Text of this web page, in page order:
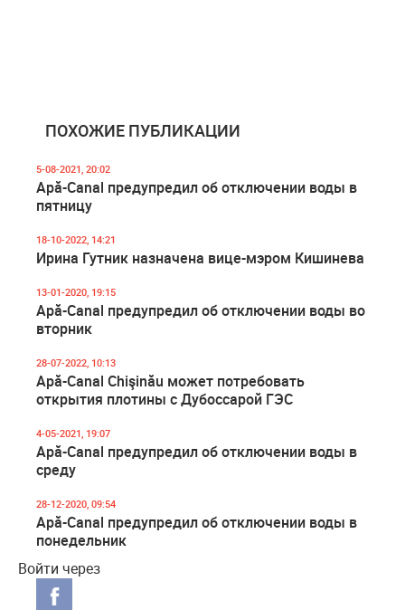
ПОХОЖИЕ ПУБЛИКАЦИИ
5-08-2021, 20:02
Apă-Canal предупредил об отключении воды в
пятницу
18-10-2022, 14:21
Ирина Гутник назначена вице-мэром Кишинева
13-01-2020, 19:15
Apă-Canal предупредил об отключении воды во
вторник
28-07-2022, 10:13
Apă-Canal Chişinău может потребовать
открытия плотины с Дубоссарой ГЭС
4-05-2021, 19:07
Apă-Canal предупредил об отключении воды в
среду
28-12-2020, 09:54
Apă-Canal предупредил об отключении воды в
понедельник
Войти через